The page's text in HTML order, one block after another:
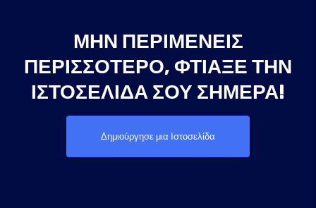
ΜΗΝ ΠΕΡΙΜΈΝΕΙΣ
ΠΕΡΙΣΣΌΤΕΡΟ, ΦΤΙΆΞΕ ΤΗΝ
ΙΣΤΟΣΕΛΊΔΑ ΣΟΥ ΣΉΜΕΡΑ!
Δημιούργησε μια Ιστοσελίδα